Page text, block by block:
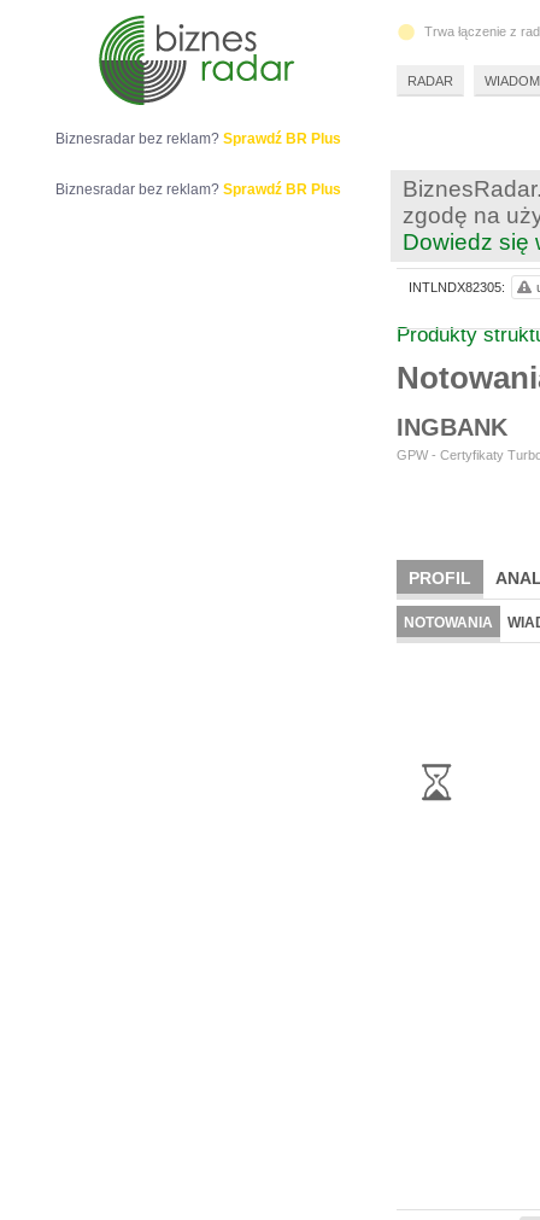
zgodę na
Dowiedz się
Produkty
INGBANK
GPW - Certyfikaty
PROFIL
NOTOWANIA
INTLNDX82305:
Biznesradar bez reklam? Sprawdź BR Plus
Biznesradar bez reklam? Sprawdź BR Plus
Trwa łączenie z
RADAR